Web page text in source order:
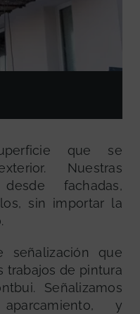
que se
Nuestras
fachadas,
sin importar la
señalización que
trabajos de pintura
Señalizamos
y